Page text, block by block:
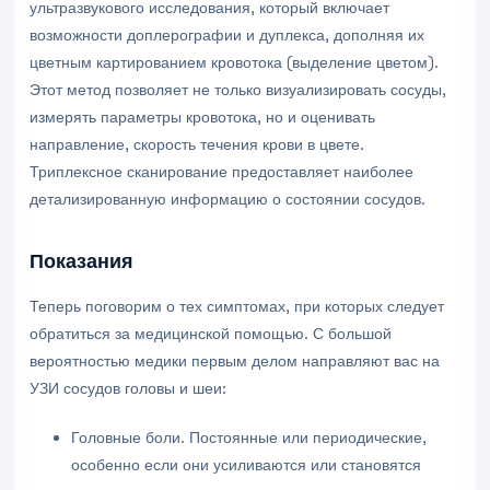
ультразвукового исследования, который включает
возможности доплерографии и дуплекса, дополняя их
цветным картированием кровотока (выделение цветом).
Этот метод позволяет не только визуализировать сосуды,
измерять параметры кровотока, но и оценивать
направление, скорость течения крови в цвете.
Триплексное сканирование предоставляет наиболее
детализированную информацию о состоянии сосудов.
Показания
Теперь поговорим о тех симптомах, при которых следует
обратиться за медицинской помощью. С большой
вероятностью медики первым делом направляют вас на
УЗИ сосудов головы и шеи:
Головные боли. Постоянные или периодические,
особенно если они усиливаются или становятся